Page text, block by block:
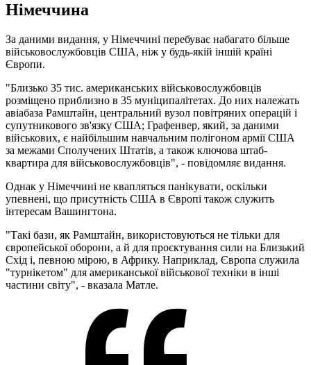
Німеччина
За даними видання, у Німеччині перебуває набагато більше
військовослужбовців США, ніж у будь-якій іншій країні
Європи.
"Близько 35 тис. американських військовослужбовців
розміщено приблизно в 35 муніципалітетах. До них належать
авіабаза Рамштайн, центральний вузол повітряних операцій і
супутникового зв'язку США; Графенвер, який, за даними
військових, є найбільшим навчальним полігоном армії США
за межами Сполучених Штатів, а також ключова штаб-
квартира для військовослужбовців", - повідомляє видання.
Однак у Німеччині не квапляться панікувати, оскільки
упевнені, що присутність США в Європі також служить
інтересам Вашингтона.
"Такі бази, як Рамштайн, використовуються не тільки для
європейської оборони, а й для проєктування сили на Близький
Схід і, певною мірою, в Африку. Наприклад, Європа служила
"турнікетом" для американської військової техніки в інші
частини світу", - вказала Матле.